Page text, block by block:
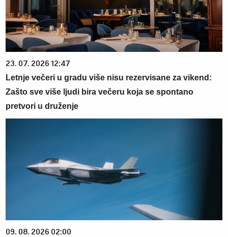
23. 07. 2026 12:47
Letnje večeri u gradu više nisu rezervisane za vikend:
Zašto sve više ljudi bira večeru koja se spontano
pretvori u druženje
09. 08. 2026 02:00